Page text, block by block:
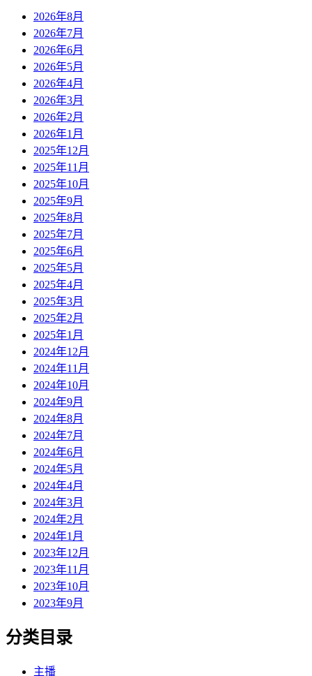
2026年8月
2026年7月
2026年6月
2026年5月
2026年4月
2026年3月
2026年2月
2026年1月
2025年12月
2025年11月
2025年10月
2025年9月
2025年8月
2025年7月
2025年6月
2025年5月
2025年4月
2025年3月
2025年2月
2025年1月
2024年12月
2024年11月
2024年10月
2024年9月
2024年8月
2024年7月
2024年6月
2024年5月
2024年4月
2024年3月
2024年2月
2024年1月
2023年12月
2023年11月
2023年10月
2023年9月
分类目录
主播